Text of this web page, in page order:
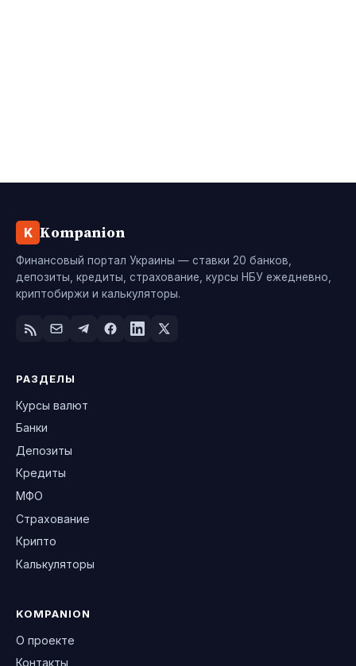
K Kompanion
Финансовый портал Украины — ставки 20 банков,
депозиты, кредиты, страхование, курсы НБУ ежедневно,
криптобиржи и калькуляторы.
РАЗДЕЛЫ
Курсы валют
Банки
Депозиты
Кредиты
МФО
Страхование
Крипто
Калькуляторы
KOMPANION
О проекте
Контакты